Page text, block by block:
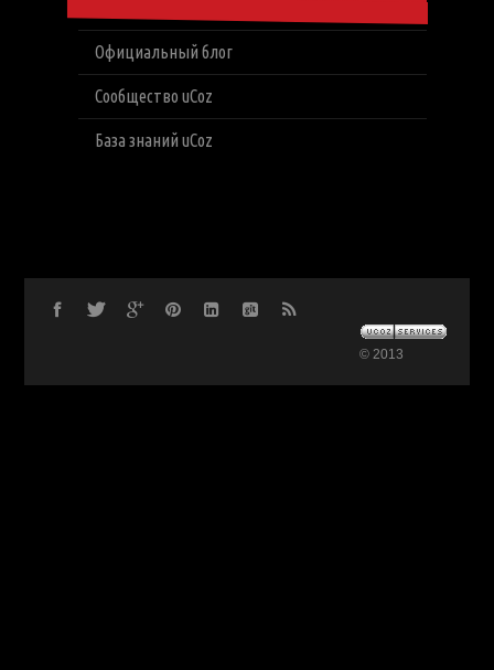
Официальный блог
Сообщество uCoz
База знаний uCoz
© 2013